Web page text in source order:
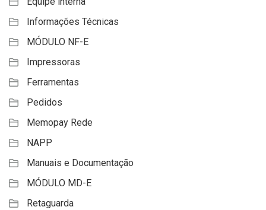
Informações Técnicas
MÓDULO NF-E
Impressoras
Ferramentas
Pedidos
Memopay Rede
NAPP
Manuais e Documentação
MÓDULO MD-E
Retaguarda